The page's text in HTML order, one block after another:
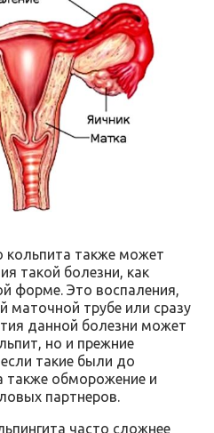
кольпита также может
такой болезни, как
форме. Это воспаления,
маточной трубе или сразу
данной болезни может
но и прежние
такие были до
также обморожение и
партнеров.
часто сложнее